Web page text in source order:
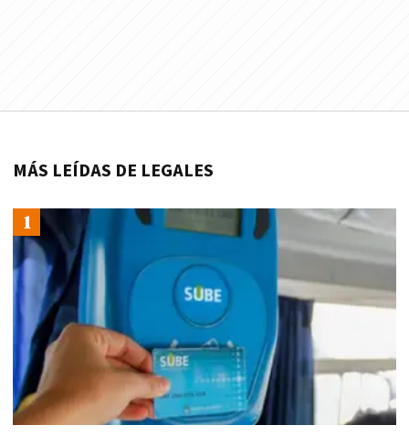
MÁS LEÍDAS DE LEGALES